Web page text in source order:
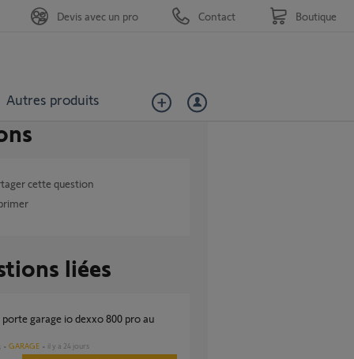
Autres produits
Devis avec un pro Contact Boutique
cette question
liées
GARAGE il y a 24 jours